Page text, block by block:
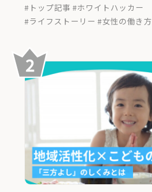
#トップ記事 #ホワイトハッカー
#ライフストーリー #女性の働き方